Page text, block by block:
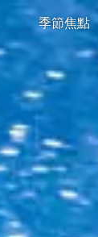
季節焦點